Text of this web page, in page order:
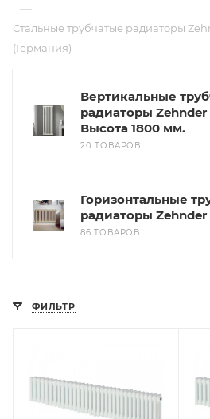
—
Стальные трубчатые радиаторы
(Германия)
Вертикальные
радиаторы
Высота 1800 мм.
20 ТОВАРОВ
Горизонтальные
радиаторы
86 ТОВАРОВ
ФИЛЬТР